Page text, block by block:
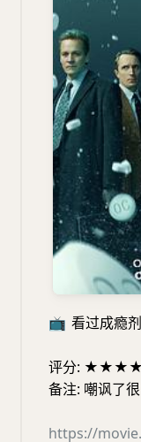
📺 看过成瘾
评分:
备注: 嘲讽了
https://